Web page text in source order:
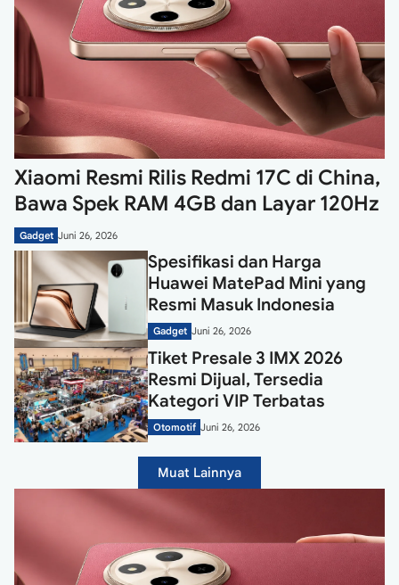
Xiaomi Resmi Rilis Redmi 17C di China,
Bawa Spek RAM 4GB dan Layar 120Hz
Gadget Juni 26, 2026
Spesifikasi dan Harga
Huawei MatePad Mini yang
Resmi Masuk Indonesia
Gadget Juni 26, 2026
Tiket Presale 3 IMX 2026
Resmi Dijual, Tersedia
Kategori VIP Terbatas
Otomotif Juni 26, 2026
Muat Lainnya